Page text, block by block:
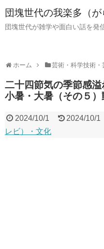
団塊世代の我楽多（
団塊世代が雑学や面白い話を発
ホーム 芸術・科学技術
二十四節気の季節感
小暑・大暑（その５）
2024/10/1 2024/10/1
レビ）・文化